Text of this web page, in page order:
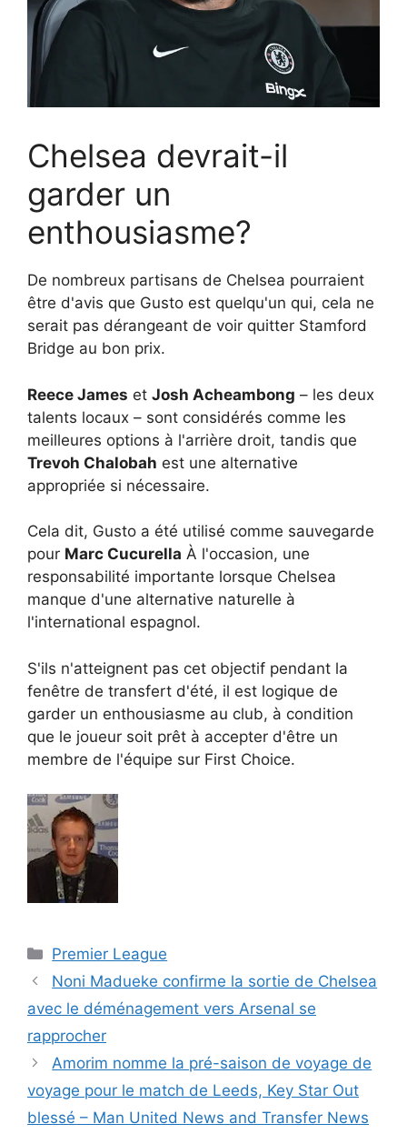
Chelsea devrait-il
garder un
enthousiasme?
De nombreux partisans de Chelsea pourraient
être d'avis que Gusto est quelqu'un qui, cela ne
serait pas dérangeant de voir quitter Stamford
Bridge au bon prix.
Reece James et Josh Acheambong – les deux
talents locaux – sont considérés comme les
meilleures options à l'arrière droit, tandis que
Trevoh Chalobah est une alternative
appropriée si nécessaire.
Cela dit, Gusto a été utilisé comme sauvegarde
pour Marc Cucurella À l'occasion, une
responsabilité importante lorsque Chelsea
manque d'une alternative naturelle à
l'international espagnol.
S'ils n'atteignent pas cet objectif pendant la
fenêtre de transfert d'été, il est logique de
garder un enthousiasme au club, à condition
que le joueur soit prêt à accepter d'être un
membre de l'équipe sur First Choice.
Catégories
Premier League
Noni Madueke confirme la sortie de Chelsea
avec le déménagement vers Arsenal se
rapprocher
Amorim nomme la pré-saison de voyage de
voyage pour le match de Leeds, Key Star Out
blessé – Man United News and Transfer News